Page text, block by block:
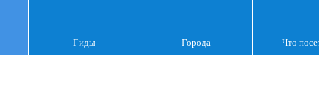
Гиды Города Что